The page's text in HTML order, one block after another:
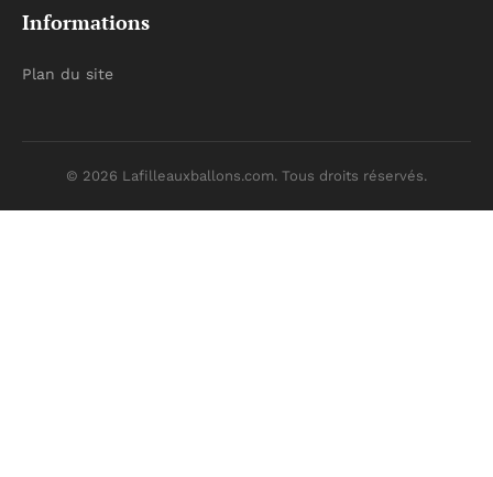
Informations
Plan du site
© 2026 Lafilleauxballons.com. Tous droits réservés.